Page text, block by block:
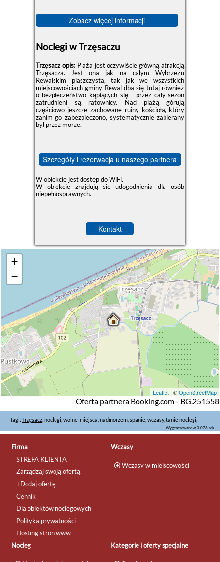
Zobacz więcej informacji
Noclegi w Trzęsaczu
Trzęsacz opis: Plaża jest oczywiście główną atrakcją
Trzęsacza. Jest ona jak na całym Wybrzeżu
Rewalskim piaszczysta, tak jak we wszystkich
miejscowościach gminy Rewal dba się tutaj również
o bezpieczeństwo kąpiących się - przez cały sezon
zatrudnieni są ratownicy. Nad plażą górują
częściowo jeszcze zachowane ruiny kościoła, który
zanim go zabezpieczono, systematycznie zabierany
był przez morze.
Szczegóły i rezerwacja u naszego partnera
W obiekcie jest dostęp do WiFi.
W obiekcie znajdują się udogodnienia dla osób
niepełnosprawnych.
Kontakt
+
−
Leaflet | ©OpenStreetMap
Oferta partnera Booking.com - BG.251558
Tagi: Trzęsacz , noclegi, wolne-miejsca, nadmorzem, spanie, wczasy, tanie noclegi,
Wygenerowano w 0.076 sek.
Firma
STREFA KLIENTA
Zarządzaj swoją ofertą
+Dodaj ofertę
Cennik
Dla obiektów noclegowych
Polityka prywatności
Hosting stron www
Wczasy
Wczasy w miejscowości
Nocleg Kategorie i oferty specjalne